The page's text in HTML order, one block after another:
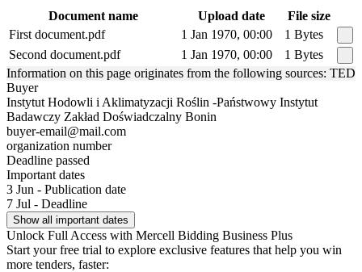
Document name Upload date
File size
First document.pdf
1 Jan 1970, 00:00
1 Bytes
Second document.pdf
1 Jan 1970, 00:00
1 Bytes
Information on this page originates from the following sources: TED
Buyer
Instytut Hodowli i Aklimatyzacji Roślin -Państwowy Instytut
Badawczy Zakład Doświadczalny Bonin
buyer-email@mail.com
organization number
Deadline passed
Important dates
3 Jun - Publication date
7 Jul - Deadline
Show all important dates
Unlock Full Access with Mercell Bidding Business Plus
Start your free trial to explore exclusive features that help you win
more tenders, faster: